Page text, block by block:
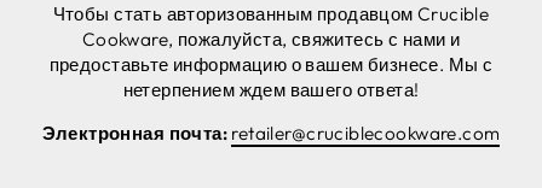
Чтобы стать авторизованным продавцом Crucible
Cookware, пожалуйста, свяжитесь с нами и
предоставьте информацию о вашем бизнесе. Мы с
нетерпением ждем вашего ответа!
Электронная почта: retailer@cruciblecookware.com